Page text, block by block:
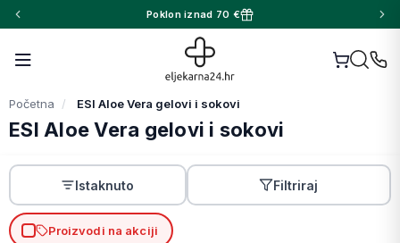
Poklon iznad 70 €
Početna ESI Aloe Vera gelovi i sokovi
ESI Aloe Vera gelovi i sokovi
Istaknuto Filtriraj
Proizvodi na akciji